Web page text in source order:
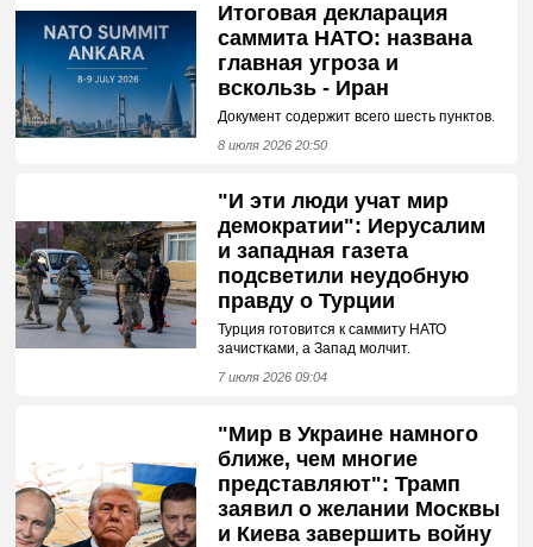
Итоговая декларация
саммита НАТО: названа
главная угроза и
вскользь - Иран
Документ содержит всего шесть пунктов.
8 июля 2026 20:50
"И эти люди учат мир
демократии": Иерусалим
и западная газета
подсветили неудобную
правду о Турции
Турция готовится к саммиту НАТО
зачистками, а Запад молчит.
7 июля 2026 09:04
"Мир в Украине намного
ближе, чем многие
представляют": Трамп
заявил о желании Москвы
и Киева завершить войну